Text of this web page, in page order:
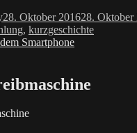
Veröffentlicht
am
28. Oktober 201628. Oktober
, kurzgeschichte
Smartphone